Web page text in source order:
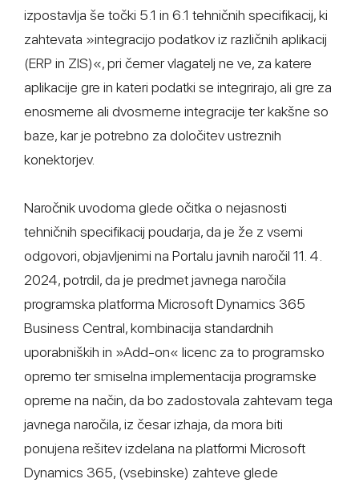
izpostavlja še točki 5.1 in 6.1 tehničnih specifikacij, ki
zahtevata »integracijo podatkov iz različnih aplikacij
(ERP in ZIS)«, pri čemer vlagatelj ne ve, za katere
aplikacije gre in kateri podatki se integrirajo, ali gre za
enosmerne ali dvosmerne integracije ter kakšne so
baze, kar je potrebno za določitev ustreznih
konektorjev.
Naročnik uvodoma glede očitka o nejasnosti
tehničnih specifikacij poudarja, da je že z vsemi
odgovori, objavljenimi na Portalu javnih naročil 11. 4.
2024, potrdil, da je predmet javnega naročila
programska platforma Microsoft Dynamics 365
Business Central, kombinacija standardnih
uporabniških in »Add-on« licenc za to programsko
opremo ter smiselna implementacija programske
opreme na način, da bo zadostovala zahtevam tega
javnega naročila, iz česar izhaja, da mora biti
ponujena rešitev izdelana na platformi Microsoft
Dynamics 365, (vsebinske) zahteve glede